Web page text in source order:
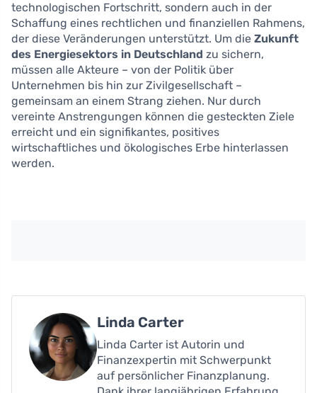
technologischen Fortschritt, sondern auch in der
Schaffung eines rechtlichen und finanziellen Rahmens,
der diese Veränderungen unterstützt. Um die Zukunft
des Energiesektors in Deutschland zu sichern,
müssen alle Akteure – von der Politik über
Unternehmen bis hin zur Zivilgesellschaft –
gemeinsam an einem Strang ziehen. Nur durch
vereinte Anstrengungen können die gesteckten Ziele
erreicht und ein signifikantes, positives
wirtschaftliches und ökologisches Erbe hinterlassen
werden.
Linda Carter
Linda Carter ist Autorin und
Finanzexpertin mit Schwerpunkt
auf persönlicher Finanzplanung.